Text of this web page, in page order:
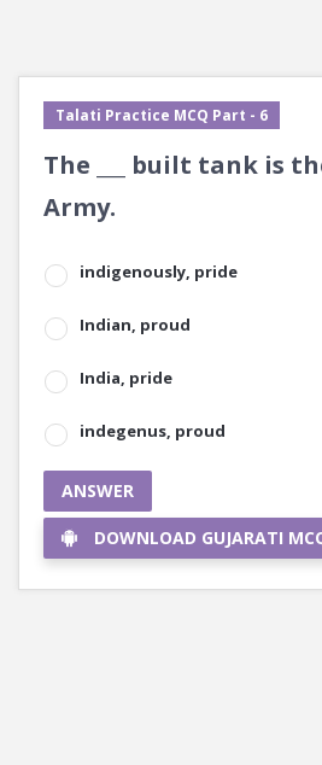
Talati Practice MCQ Part - 6
The ___ built tank is
Army.
indigenously, pride
Indian, proud
India, pride
indegenus, proud
ANSWER
DOWNLOAD GUJARATI